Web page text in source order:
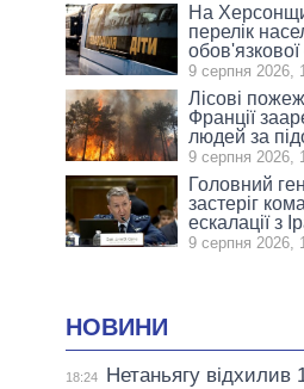
На
перелік
обов'язкової
9 серпня 2026,
Лісові
Франції
людей за
9 серпня 2026,
Головний
застеріг
ескалації з
9 серпня 2026,
НОВИНИ
18:24
Нетаньягу відхилив